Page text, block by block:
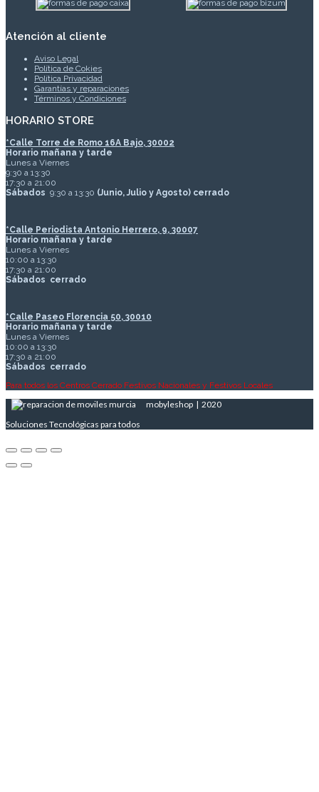
Atención al cliente
Aviso Legal
Política de Cokies
Política Privacidad
Garantías y reparaciones
Términos y Condiciones
HORARIO STORE
*Calle Torre de Romo 16A Bajo, 30002
Horario mañana y tarde
Lunes a Viernes
9:30 a 13:30
17:30 a 21:00
Sábados 9:30 a 13:30 (Junio, Julio y Agosto) cerrado
*Calle Periodista Antonio Herrero, 9, 30007
Horario mañana y tarde
Lunes a Viernes
10:00 a 13:30
17:30 a 21:00
Sábados cerrado
*Calle Paseo Florencia 50, 30010
Horario mañana y tarde
Lunes a Viernes
10:00 a 13:30
17:30 a 21:00
Sábados cerrado
Para todos los Centros Cerrado Festivos Nacionales y Festivos Locales
mobyleshop | 2020
Soluciones Tecnológicas para todos